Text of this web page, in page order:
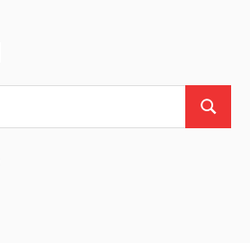
Suchen